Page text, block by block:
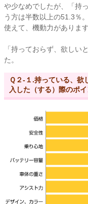
や少なめでしたが、「持
う方は半数以上の51.3％
使えて、機動力があります
「持っておらず、欲しい
た。
Ｑ２-１.持っている、
入した（する）際のポ